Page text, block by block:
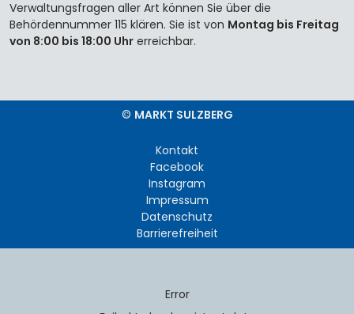
Verwaltungsfragen aller Art können Sie über die
Behördennummer 115 klären. Sie ist von Montag bis Freitag
von 8:00 bis 18:00 Uhr erreichbar.
© MARKT SULZBERG
Kontakt
Facebook
Instagram
Impressum
Datenschutz
Barrierefreiheit
Error